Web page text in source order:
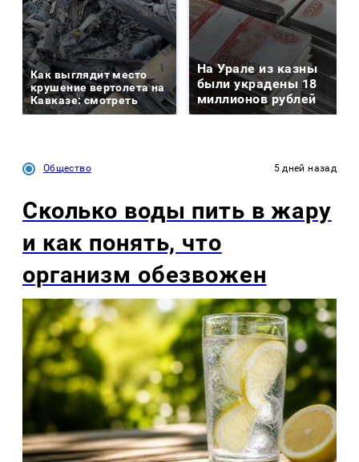
Как выглядит место
крушение вертолета на
Кавказе: смотреть
На Урале из казны
были украдены 18
миллионов рублей
Общество 5 дней назад
Сколько воды пить в жару
и как понять, что
организм обезвожен